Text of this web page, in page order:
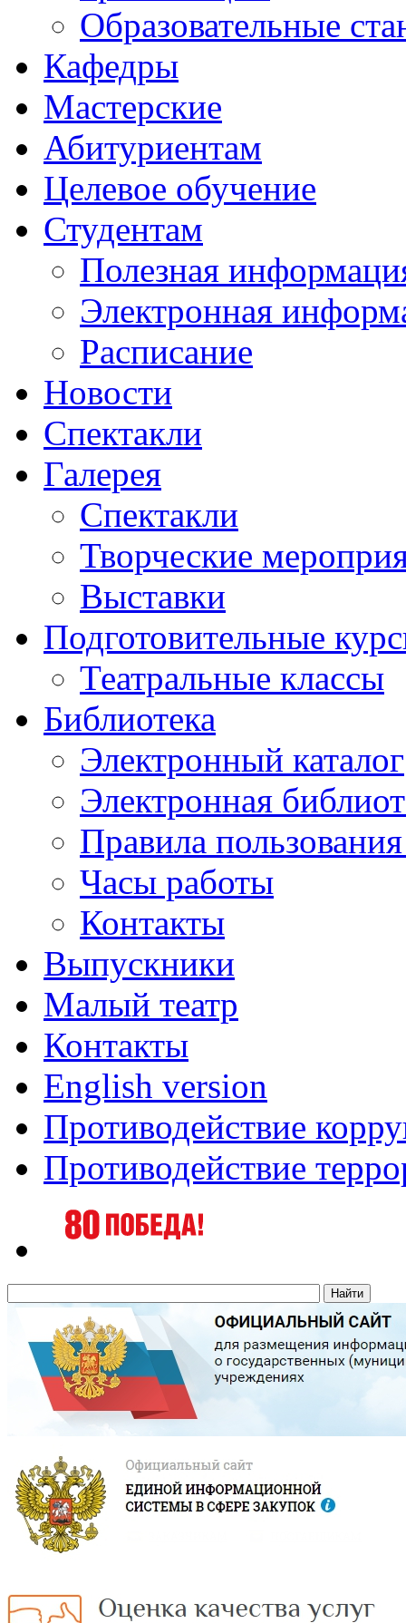
Образовательные
Кафедры
Мастерские
Абитуриентам
Целевое обучение
Студентам
Полезная
Электронная
Расписание
Новости
Спектакли
Галерея
Спектакли
Творческие
Выставки
Подготовительные
Театральные классы
Библиотека
Электронный каталог
Электронная
Правила
Часы работы
Контакты
Выпускники
Малый театр
Контакты
English version
Противодействие
Противодействие